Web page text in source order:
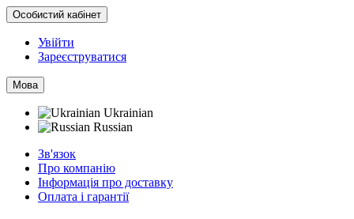
Особистий кабінет
Увійти
Зареєструватися
Мова
Ukrainian
Russian
Зв'язок
Про компанію
Інформація про доставку
Оплата і гарантії